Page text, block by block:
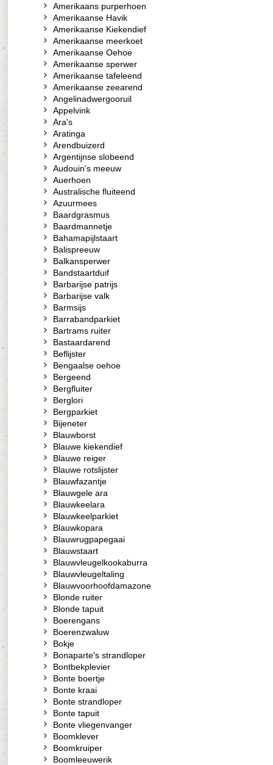
Amerikaans purperhoen
Amerikaanse Havik
Amerikaanse Kiekendief
Amerikaanse meerkoet
Amerikaanse Oehoe
Amerikaanse sperwer
Amerikaanse tafeleend
Amerikaanse zeearend
Angelinadwergooruil
Appelvink
Ara's
Aratinga
Arendbuizerd
Argentijnse slobeend
Audouin's meeuw
Auerhoen
Australische fluiteend
Azuurmees
Baardgrasmus
Baardmannetje
Bahamapijlstaart
Balispreeuw
Balkansperwer
Bandstaartduif
Barbarijse patrijs
Barbarijse valk
Barmsijs
Barrabandparkiet
Bartrams ruiter
Bastaardarend
Beflijster
Bengaalse oehoe
Bergeend
Bergfluiter
Berglori
Bergparkiet
Bijeneter
Blauwborst
Blauwe kiekendief
Blauwe reiger
Blauwe rotslijster
Blauwfazantje
Blauwgele ara
Blauwkeelara
Blauwkeelparkiet
Blauwkopara
Blauwrugpapegaai
Blauwstaart
Blauwvleugelkookaburra
Blauwvleugeltaling
Blauwvoorhoofdamazone
Blonde ruiter
Blonde tapuit
Boerengans
Boerenzwaluw
Bokje
Bonaparte's strandloper
Bontbekplevier
Bonte boertje
Bonte kraai
Bonte strandloper
Bonte tapuit
Bonte vliegenvanger
Boomklever
Boomkruiper
Boomleeuwerik